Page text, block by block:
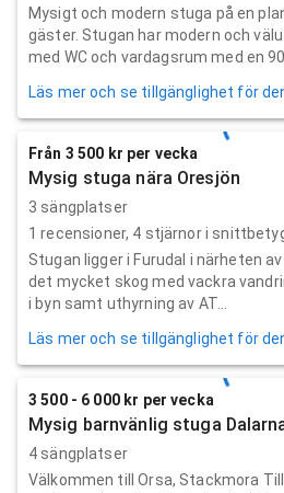
Mysigt och modern stuga på en
gäster. Stugan har modern och
med WC och vardagsrum med en 90
Läs mer och se tillgänglighet för
Från 3 500 kr per vecka
Mysig stuga nära Oresjön
3 sängplatser
1 recensioner, 4 stjärnor i
Stugan ligger i Furudal i närheten
det mycket skog med vackra
i byn samt uthyrning av AT...
Läs mer och se tillgänglighet för
3 500 - 6 000 kr per vecka
Mysig barnvänlig stuga
4 sängplatser
Välkommen till Orsa, Stackmora